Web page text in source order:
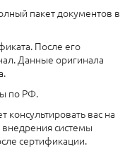
пакет документов в
После его
Данные оригинала
по РФ.
вас на
внедрения системы
сертификации.